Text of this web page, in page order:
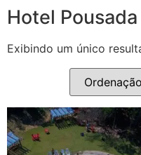
Hotel Pousada
Exibindo um único